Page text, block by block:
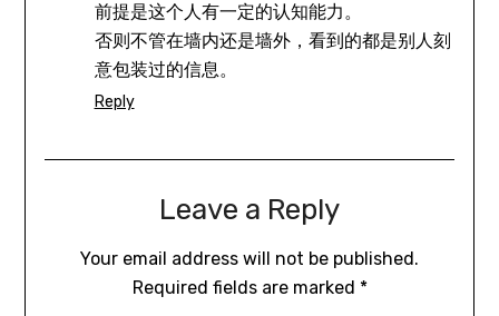
前提是这个人有一定的认知能力。
否则不管在墙内还是墙外，看到的都是别人刻
意包装过的信息。
Reply
Leave a Reply
Your email address will not be published.
Required fields are marked *